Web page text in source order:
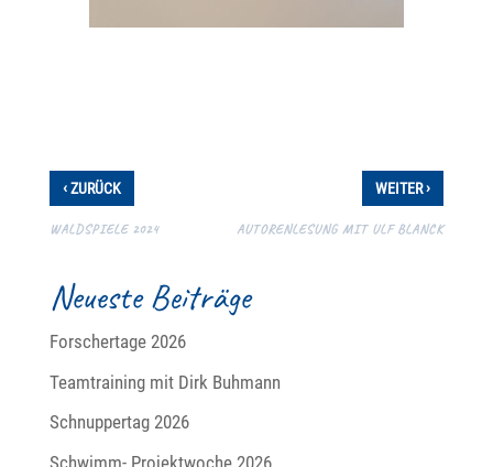
‹ZURÜCK
WALDSPIELE 2024
WEITER›
AUTORENLESUNG MIT ULF BLANCK
Neueste Beiträge
Forschertage 2026
Teamtraining mit Dirk Buhmann
Schnuppertag 2026
Schwimm- Projektwoche 2026